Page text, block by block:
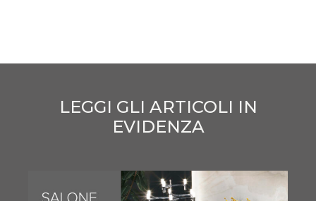
LEGGI GLI ARTICOLI IN
EVIDENZA